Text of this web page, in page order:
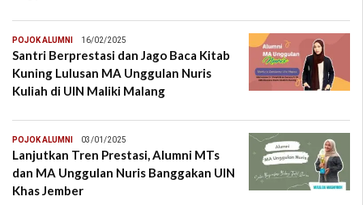
POJOK ALUMNI 16/02/2025
Santri Berprestasi dan Jago Baca Kitab
Kuning Lulusan MA Unggulan Nuris
Kuliah di UIN Maliki Malang
POJOK ALUMNI 03/01/2025
Lanjutkan Tren Prestasi, Alumni MTs
dan MA Unggulan Nuris Banggakan UIN
Khas Jember